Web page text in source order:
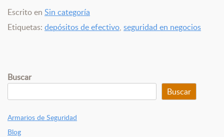
Escrito en Sin categoría
Etiquetas: depósitos de efectivo, seguridad en negocios
Buscar
Buscar
Armarios de Seguridad
Blog